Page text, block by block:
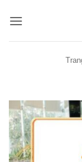
qua